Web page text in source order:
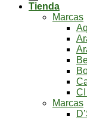
Tienda
Marcas
Marcas